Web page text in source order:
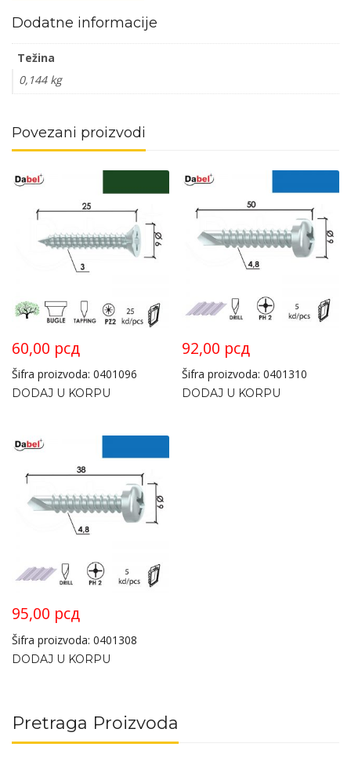
DIN7505/JUS515(DPA)
količina
Dodatne informacije
Težina
0,144 kg
Povezani proizvodi
60,00 рсд
Šifra proizvoda: 0401096
DODAJ U KORPU
92,00 рсд
Šifra proizvoda: 0401310
DODAJ U KORPU
95,00 рсд
Šifra proizvoda: 0401308
DODAJ U KORPU
Pretraga Proizvoda